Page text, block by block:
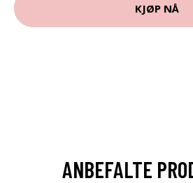
KJØP NÅ
ANBEFALTE